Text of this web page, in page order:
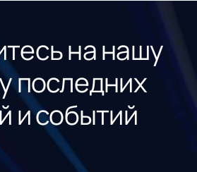
на нашу
последних
и событий